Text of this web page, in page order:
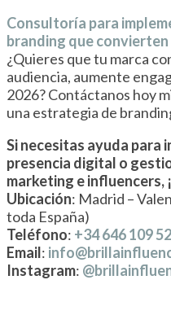
Consultoría para
branding que convierten
¿Quieres que tu marca
audiencia, aumente
2026? Contáctanos hoy
una estrategia de
Si necesitas ayuda para
presencia digital o
marketing e influencers,
Ubicación: Madrid –
toda España)
Teléfono: +34 646 109
Email:
Instagram: